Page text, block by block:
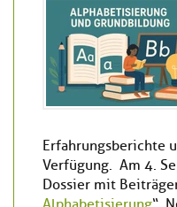
Erfahrungsberichte
Verfügung. Am 4.
Dossier mit